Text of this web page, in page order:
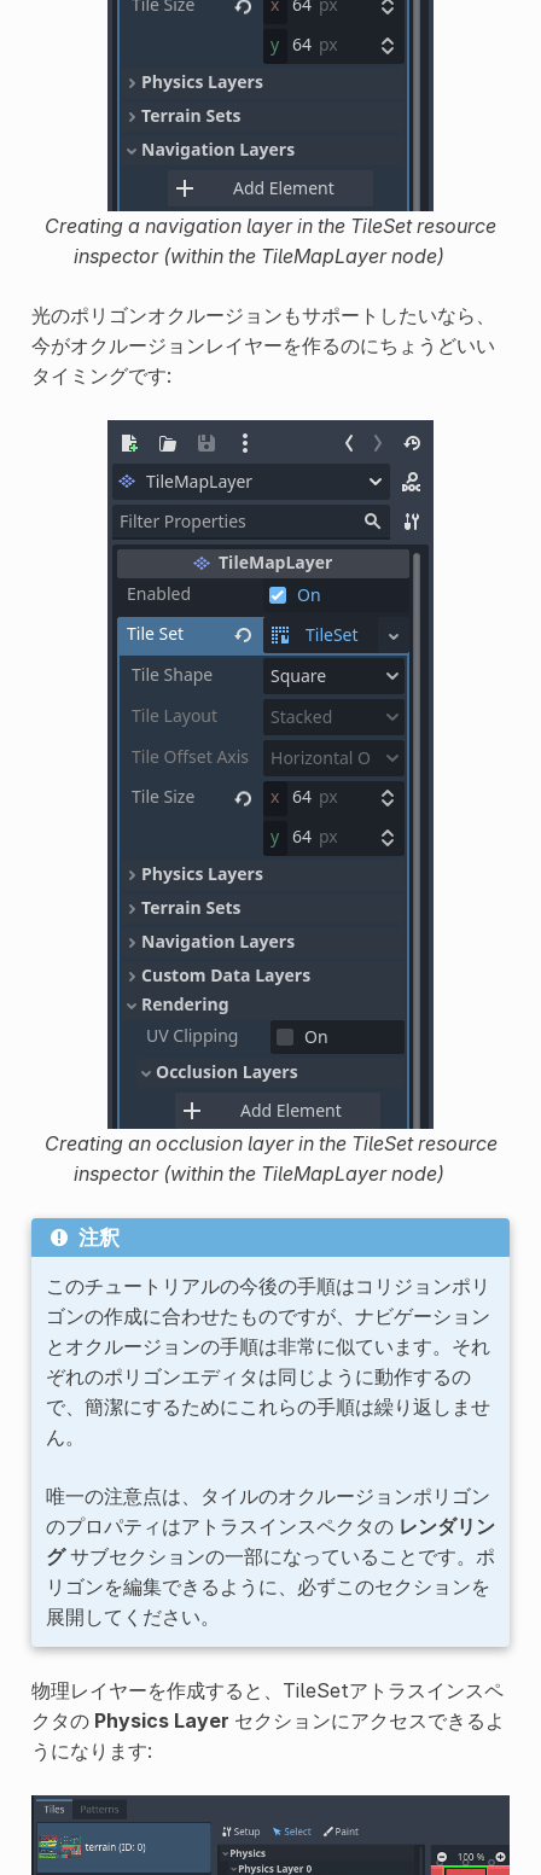
Creating a navigation layer in the TileSet resource
inspector (within the TileMapLayer node)
光のポリゴンオクルージョンもサポートしたいなら、
今がオクルージョンレイヤーを作るのにちょうどいい
タイミングです:
Creating an occlusion layer in the TileSet resource
inspector (within the TileMapLayer node)
注釈
このチュートリアルの今後の手順はコリジョンポリ
ゴンの作成に合わせたものですが、ナビゲーション
とオクルージョンの手順は非常に似ています。それ
ぞれのポリゴンエディタは同じように動作するの
で、簡潔にするためにこれらの手順は繰り返しませ
ん。
唯一の注意点は、タイルのオクルージョンポリゴン
のプロパティはアトラスインスペクタの レンダリン
グサブセクションの一部になっていることです。ポ
リゴンを編集できるように、必ずこのセクションを
展開してください。
物理レイヤーを作成すると、TileSetアトラスインスペ
クタの Physics Layer セクションにアクセスできるよ
うになります: